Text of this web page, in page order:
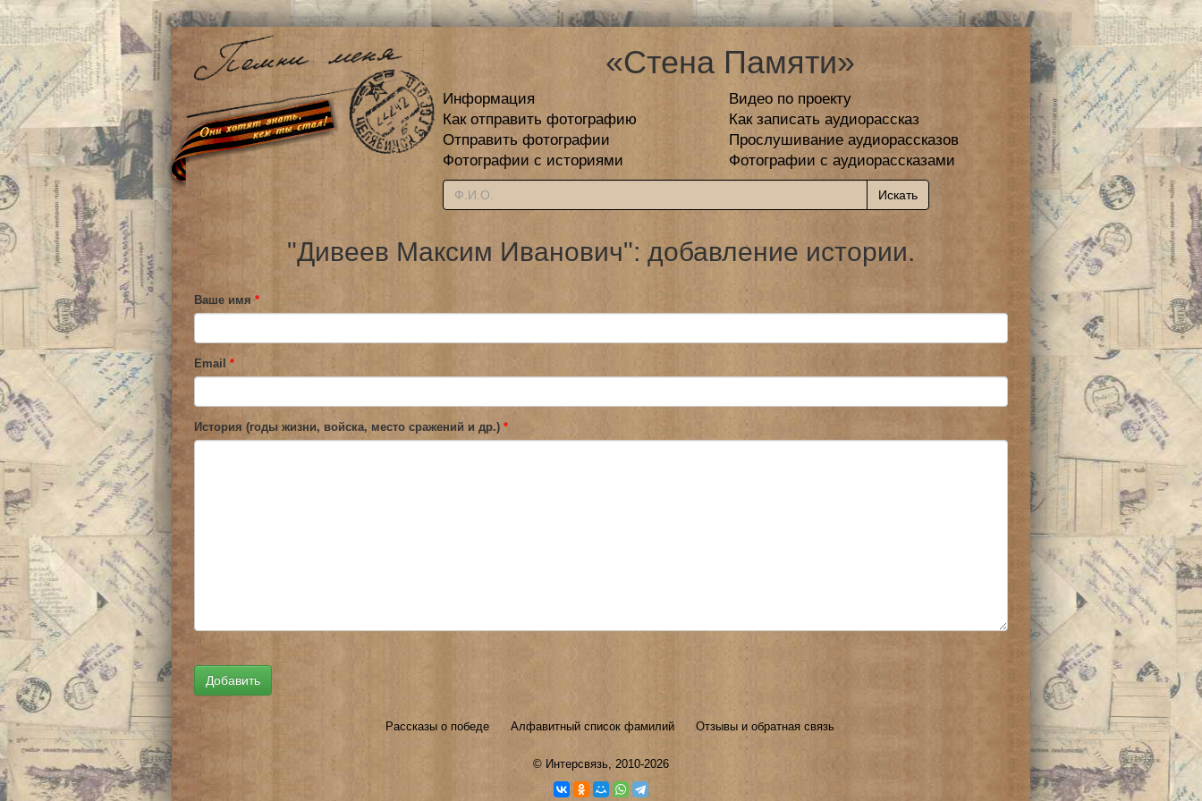
«Стена Памяти»
Информация
Видео по проекту
Как отправить фотографию
Как записать аудиорассказ
Отправить фотографии
Прослушивание аудиорассказов
Фотографии с историями
Фотографии с аудиорассказами
"Дивеев Максим Иванович": добавление истории.
Ваше имя *
Email *
История (годы жизни, войска, место сражений и др.) *
Рассказы о победе Алфавитный список фамилий Отзывы и обратная связь
© Интерсвязь , 2010-2026